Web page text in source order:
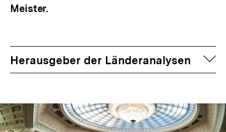
Meister.
Herausgeber der Länderanalysen